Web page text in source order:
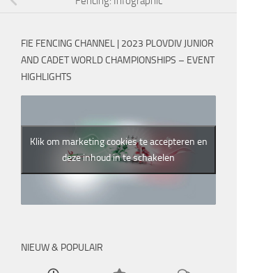
FIE FENCING CHANNEL | 2023 PLOVDIV JUNIOR
AND CADET WORLD CHAMPIONSHIPS – EVENT
HIGHLIGHTS
Klik om marketing cookies te accepteren en
deze inhoud in te schakelen
NIEUW & POPULAIR